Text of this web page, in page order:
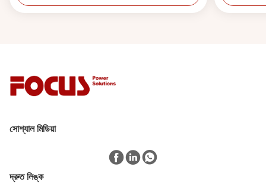
সোশ্যাল মিডিয়া
দ্রুত লিঙ্ক